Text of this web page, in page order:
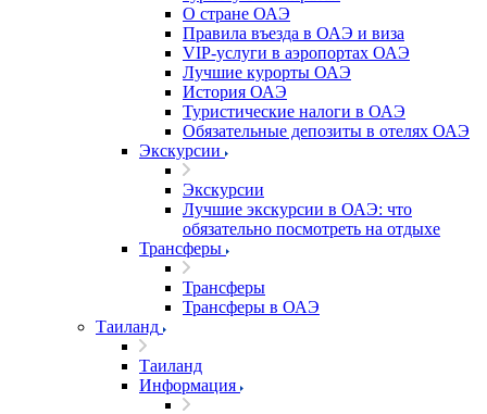
О стране ОАЭ
Правила въезда в ОАЭ и виза
VIP-услуги в аэропортах ОАЭ
Лучшие курорты ОАЭ
История ОАЭ
Туристические налоги в ОАЭ
Обязательные депозиты в отелях ОАЭ
Экскурсии
Экскурсии
Лучшие экскурсии в ОАЭ: что
обязательно посмотреть на отдыхе
Трансферы
Трансферы
Трансферы в ОАЭ
Таиланд
Таиланд
Информация